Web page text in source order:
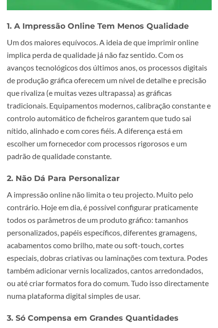
1. A Impressão Online Tem Menos Qualidade
Um dos maiores equívocos. A ideia de que imprimir
implica perda de qualidade já não faz sentido. Com os
avanços tecnológicos dos últimos anos, os processos
de produção gráfica oferecem um nível de detalhe e
que rivaliza (e muitas vezes ultrapassa) as gráficas
controlo automático de ficheiros garantem que tudo sai
nítido, alinhado e com cores fiéis. A diferença está em
escolher um fornecedor com processos rigorosos e um
padrão de qualidade constante.
2. Não Dá Para Personalizar
A impressão online não limita o teu projecto. Muito pelo
contrário. Hoje em dia, é possível configurar
todos os parâmetros de um produto gráfico: tamanhos
acabamentos como brilho, mate ou soft-touch, cortes